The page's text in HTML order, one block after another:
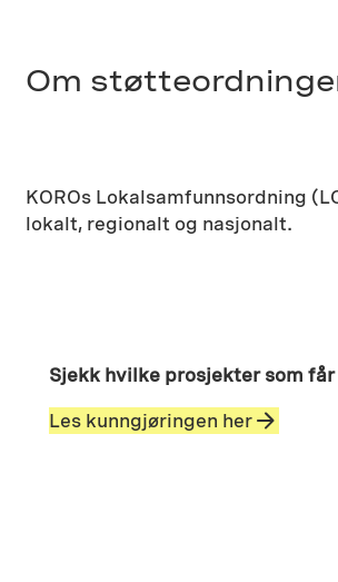
Om
KOROs Lokalsamfunnsordning
lokalt, regionalt og nasjonalt.
Sjekk hvilke prosjekter som
Les kunngjøringen her